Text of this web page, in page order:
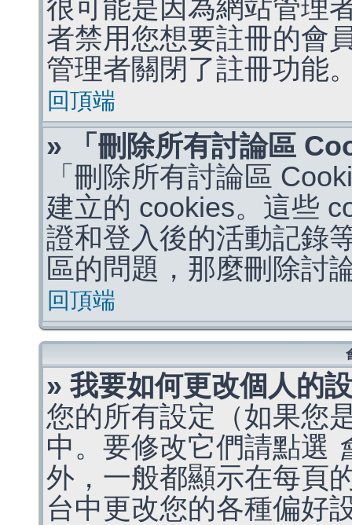
很可能是因為網站管理
者禁用您想要註冊的會
管理者關閉了註冊功能
回頂端
» 「刪除所有討論區
「刪除所有討論區
建立的 cookies。這些
證和登入後的活動記錄
區的問題，那麼刪除討
回頂端
» 我要如何更改個人的
您的所有設定（如果您
中。要修改它們請點選
外，一般都顯示在每頁
台中更改您的各種偏好